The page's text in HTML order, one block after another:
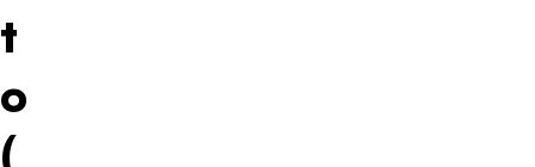
t
o
(